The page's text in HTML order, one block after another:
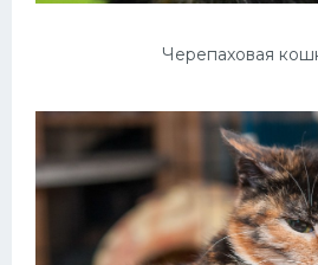
Черепаховая